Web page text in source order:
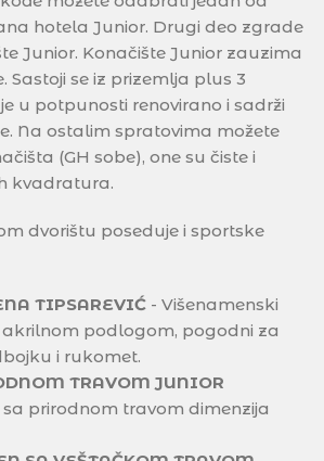
hotela Junior. Drugi deo zgrade
Junior. Konačište Junior zauzima
Sastoji se iz prizemlja plus 3
u potpunosti renovirano i sadrži
Na ostalim spratovima možete
(GH sobe), one su čiste i
kvadratura.
dvorištu poseduje i sportske
TIPSAREVIĆ - Višenamenski
akrilnom podlogom, pogodni za
i rukomet.
TRAVOM JUNIOR
prirodnom travom dimenzija